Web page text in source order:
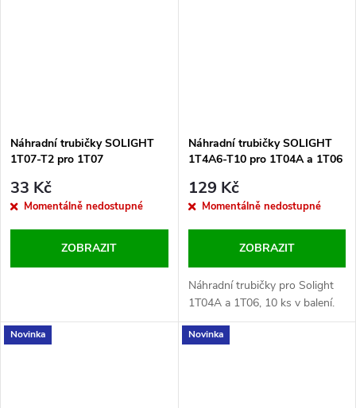
Náhradní trubičky SOLIGHT
1T07-T2 pro 1T07
33 Kč
Momentálně nedostupné
ZOBRAZIT
Náhradní trubičky SOLIGHT
1T4A6-T10 pro 1T04A a 1T06
129 Kč
Momentálně nedostupné
ZOBRAZIT
Náhradní trubičky pro Solight
1T04A a 1T06, 10 ks v balení.
Novinka Novinka